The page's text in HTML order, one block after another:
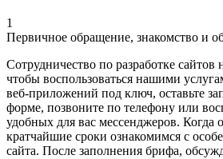
1
Первичное обращение, знакомство и
Сотрудничество по разработке сайтов
чтобы воспользоваться нашими
веб-приложений под ключ, оставьте
форме, позвоните по телефону или
удобных для вас мессенджеров. Когда
кратчайшие сроки ознакомимся с
сайта. После заполнения брифа,